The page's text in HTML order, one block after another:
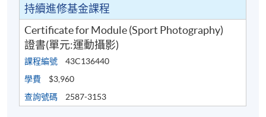
持續進修基金課程
Certificate for Module (Sport Photography)
證書(單元:運動攝影)
課程編號
43C136440
學費
$3,960
查詢號碼
2587-3153